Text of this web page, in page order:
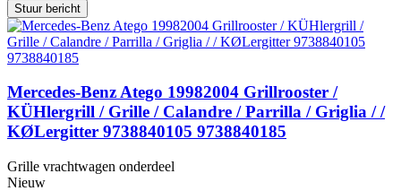
Stuur bericht
Mercedes-Benz Atego 19982004 Grillrooster /
KÜHlergrill / Grille / Calandre / Parrilla / Griglia / /
KØLergitter 9738840105 9738840185
Grille vrachtwagen onderdeel
Nieuw